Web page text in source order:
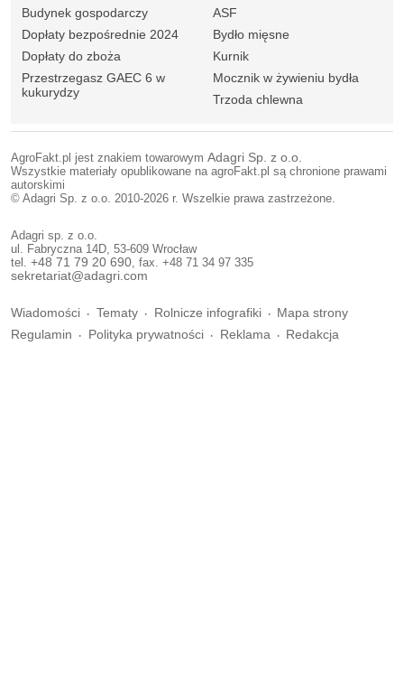
Budynek gospodarczy
Dopłaty bezpośrednie 2024
Dopłaty do zboża
Przestrzegasz GAEC 6 w
kukurydzy
ASF
Bydło mięsne
Kurnik
Mocznik w żywieniu bydła
Trzoda chlewna
AgroFakt.pl jest znakiem towarowym Adagri Sp. z o.o.
Wszystkie materiały opublikowane na agroFakt.pl są chronione prawami
autorskimi
© Adagri Sp. z o.o. 2010-2026 r. Wszelkie prawa zastrzeżone.
Adagri sp. z o.o.
ul. Fabryczna 14D, 53-609 Wrocław
tel. +48 71 79 20 690 , fax. +48 71 34 97 335
sekretariat@adagri.com
Wiadomości Tematy Rolnicze infografiki
Mapa strony
Regulamin
Polityka prywatności Reklama Redakcja